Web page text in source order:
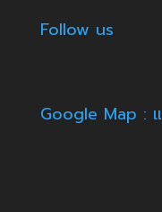
Follow us
Google Map :